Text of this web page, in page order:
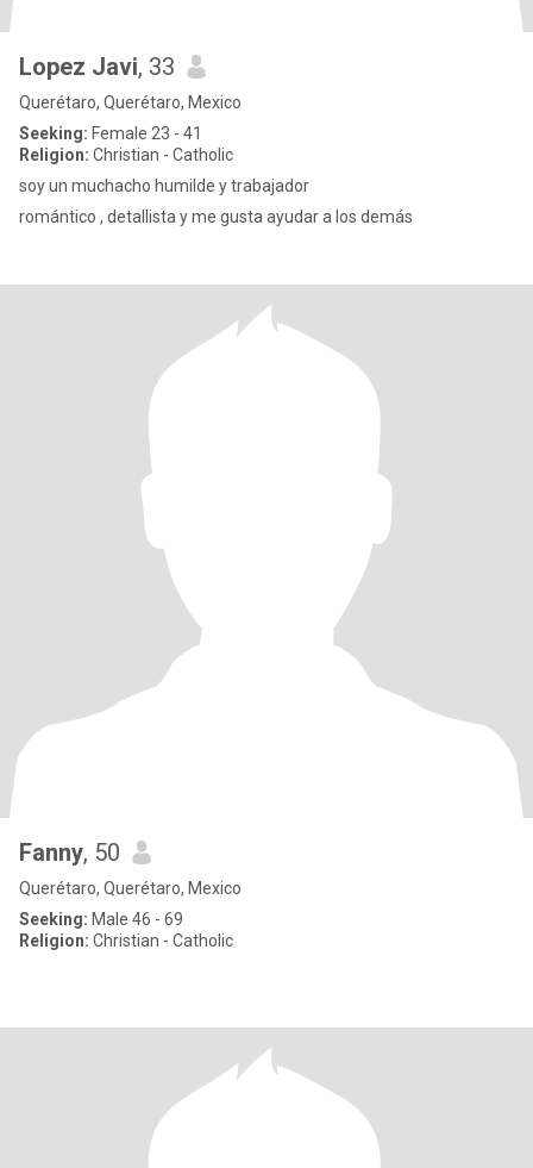
Lopez Javi, 33
Querétaro, Querétaro, Mexico
Seeking: Female 23 - 41
Religion: Christian - Catholic
soy un muchacho humilde y trabajador
romántico , detallista y me gusta ayudar a los demás
Fanny, 50
Querétaro, Querétaro, Mexico
Seeking: Male 46 - 69
Religion: Christian - Catholic